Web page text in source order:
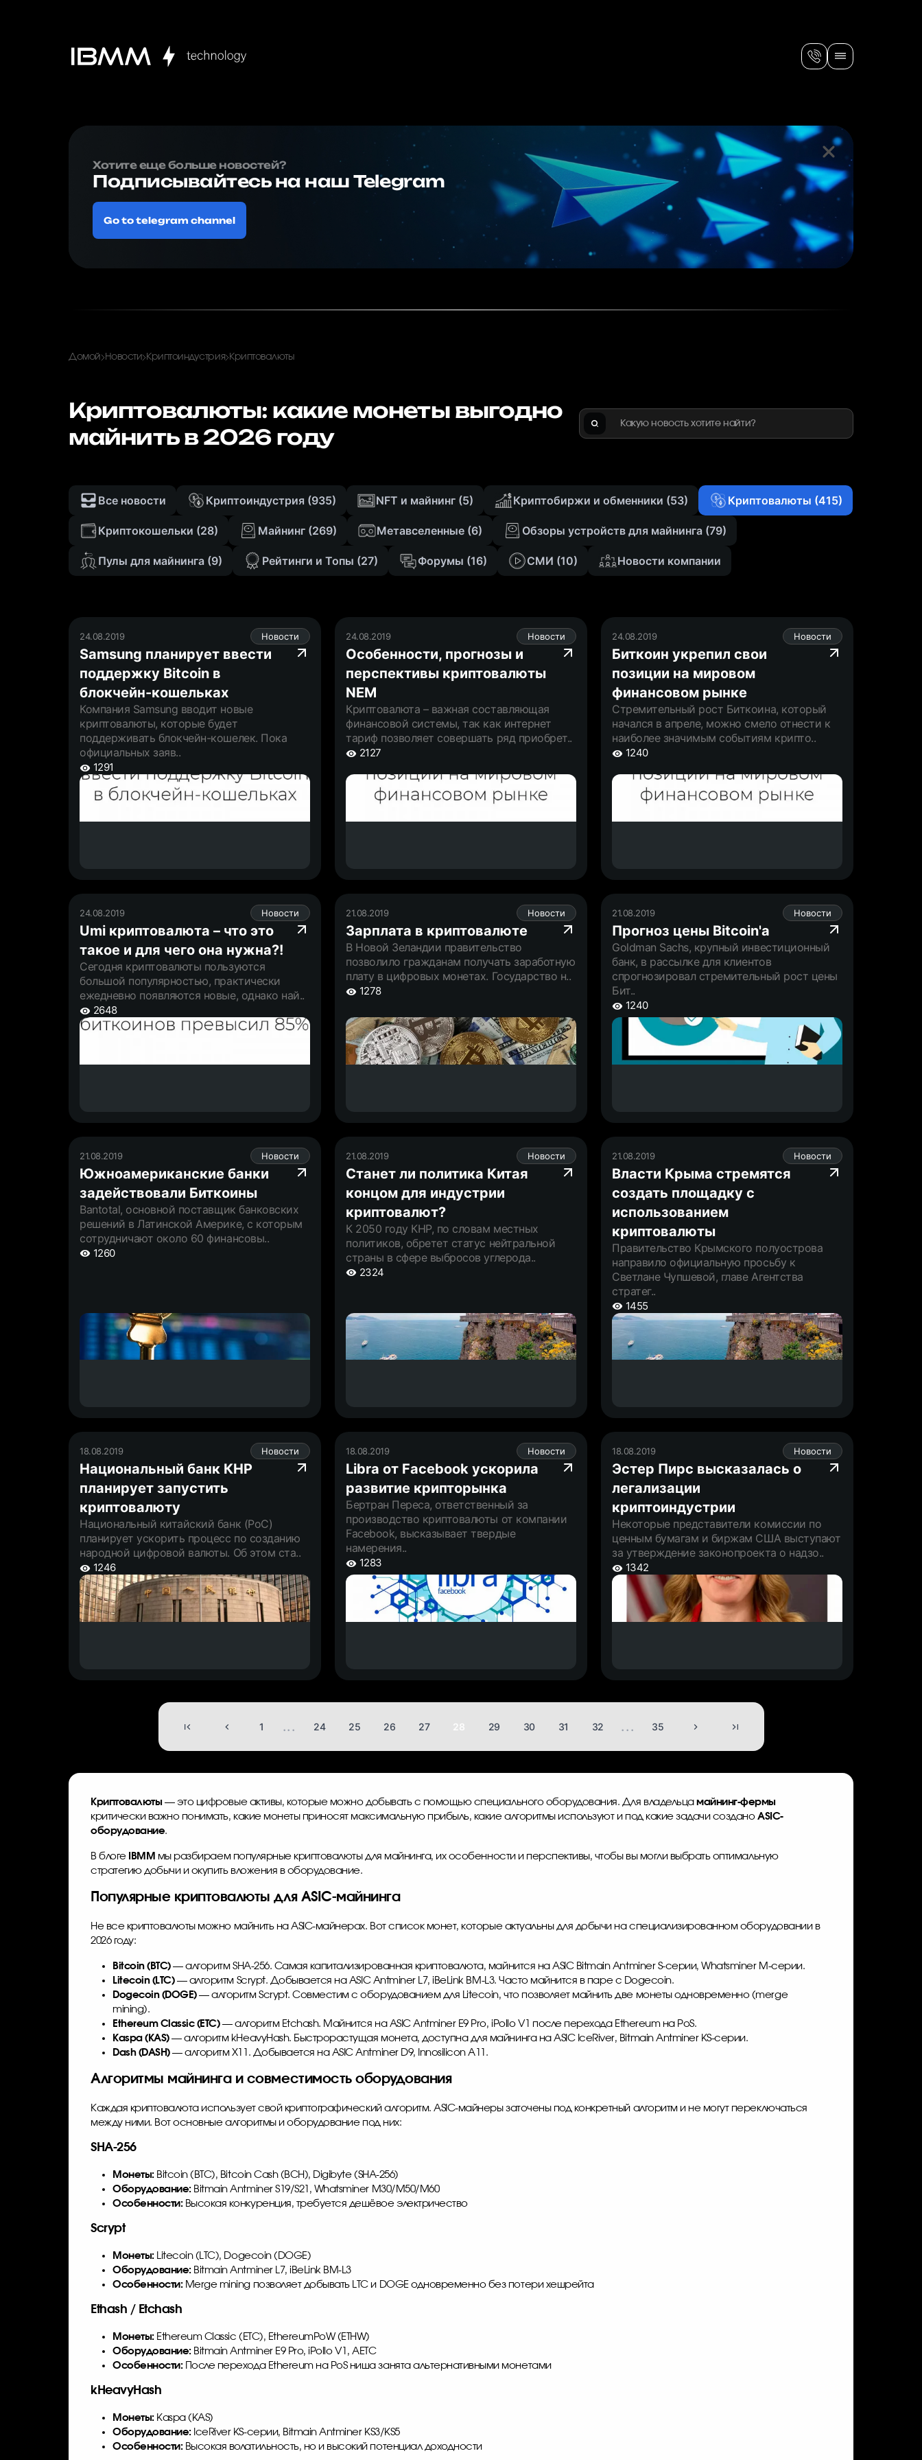
Хотите еще больше новостей?
Подписывайтесь на наш Telegram
Go to telegram channel
Домой Новости Криптоиндустрия Криптовалюты
Криптовалюты: какие монеты выгодно
майнить в 2026 году
Найти
Все новости Криптоиндустрия (935) NFT и майнинг (5) Криптобиржи и обменники (53) Криптовалюты (415)
Криптокошельки (28) Майнинг (269) Метавселенныe (6) Обзоры устройств для майнинга (79)
Пулы для майнинга (9) Рейтинги и Топы (27) Форумы (16) СМИ (10) Новости компании
24.08.2019 Новости
Samsung планирует ввести
поддержку Bitcoin в
блокчейн-кошельках
Компания Samsung вводит новые
криптовалюты, которые будет
поддерживать блокчейн-кошелек. Пока
официальных заяв..
1291
24.08.2019 Новости
Особенности, прогнозы и
перспективы криптовалюты
NEM
Криптовалюта – важная составляющая
финансовой системы, так как интернет
тариф позволяет совершать ряд приобрет..
2127
24.08.2019 Новости
Биткоин укрепил свои
позиции на мировом
финансовом рынке
Стремительный рост Биткоина, который
начался в апреле, можно смело отнести к
наиболее значимым событиям крипто..
1240
24.08.2019 Новости
Umi криптовалюта – что это
такое и для чего она нужна?!
Сегодня криптовалюты пользуются
большой популярностью, практически
ежедневно появляются новые, однако най..
2648
21.08.2019 Новости
Зарплата в криптовалюте
В Новой Зеландии правительство
позволило гражданам получать заработную
плату в цифровых монетах. Государство н..
1278
21.08.2019 Новости
Прогноз цены Bitcoin'а
Goldman Sachs, крупный инвестиционный
банк, в рассылке для клиентов
спрогнозировал стремительный рост цены
Бит..
1240
21.08.2019 Новости
Южноамериканские банки
задействовали Биткоины
Bantotal, основной поставщик банковских
решений в Латинской Америке, с которым
сотрудничают около 60 финансовы..
1260
21.08.2019 Новости
Станет ли политика Китая
концом для индустрии
криптовалют?
К 2050 году КНР, по словам местных
политиков, обретет статус нейтральной
страны в сфере выбросов углерода..
2324
21.08.2019 Новости
Власти Крыма стремятся
создать площадку с
использованием
криптовалюты
Правительство Крымского полуострова
направило официальную просьбу к
Светлане Чупшевой, главе Агентства
стратег..
1455
18.08.2019 Новости
Национальный банк КНР
планирует запустить
криптовалюту
Национальный китайский банк (PoC)
планирует ускорить процесс по созданию
народной цифровой валюты. Об этом ста..
1246
18.08.2019 Новости
Libra от Facebook ускорила
развитие крипторынка
Бертран Переса, ответственный за
производство криптовалюты от компании
Facebook, высказывает твердые
намерения..
1283
18.08.2019 Новости
Эстер Пирс высказалась о
легализации
криптоиндустрии
Некоторые представители комиссии по
ценным бумагам и биржам США выступают
за утверждение законопроекта о надзо..
1342
1 ... 24 25 26 27 28 29 30 31 32 ... 35
Криптовалюты— это цифровые активы, которые можно добывать с помощью специального оборудования. Для владельцамайнинг-фермы
критически важно понимать, какие монеты приносят максимальную прибыль, какие алгоритмы используют и под какие задачи созданоASIC-
оборудование.
В блоге IBMM мы разбираем популярные криптовалюты для майнинга, их особенности и перспективы, чтобы вы могли выбрать оптимальную
стратегию добычи и окупить вложения в оборудование.
Популярные криптовалюты для ASIC-майнинга
Не все криптовалюты можно майнить на ASIC-майнерах. Вот список монет, которые актуальны для добычи на специализированном оборудовании в
2026 году:
Bitcoin (BTC)— алгоритм SHA-256. Самая капитализированная криптовалюта, майнится на ASIC Bitmain Antminer S-серии, Whatsminer M-серии.
Litecoin (LTC)— алгоритм Scrypt. Добывается на ASIC Antminer L7, iBeLink BM-L3. Часто майнится в паре с Dogecoin.
Dogecoin (DOGE)— алгоритм Scrypt. Совместим с оборудованием для Litecoin, что позволяет майнить две монеты одновременно (merge
mining).
Ethereum Classic (ETC)— алгоритм Etchash. Майнится на ASIC Antminer E9 Pro, iPollo V1 после перехода Ethereum на PoS.
Kaspa (KAS)— алгоритм kHeavyHash. Быстрорастущая монета, доступна для майнинга на ASIC IceRiver, Bitmain Antminer KS-серии.
Dash (DASH)— алгоритм X11. Добывается на ASIC Antminer D9, Innosilicon A11.
Алгоритмы майнинга и совместимость оборудования
Каждая криптовалюта использует свой криптографический алгоритм. ASIC-майнеры заточены под конкретный алгоритм и не могут переключаться
между ними. Вот основные алгоритмы и оборудование под них:
SHA-256
Монеты:Bitcoin (BTC), Bitcoin Cash (BCH), Digibyte (SHA-256)
Оборудование:Bitmain Antminer S19/S21, Whatsminer M30/M50/M60
Особенности:Высокая конкуренция, требуется дешёвое электричество
Scrypt
Монеты:Litecoin (LTC), Dogecoin (DOGE)
Оборудование:Bitmain Antminer L7, iBeLink BM-L3
Особенности:Merge mining позволяет добывать LTC и DOGE одновременно без потери хешрейта
Ethash / Etchash
Монеты:Ethereum Classic (ETC), EthereumPoW (ETHW)
Оборудование:Bitmain Antminer E9 Pro, iPollo V1, AETC
Особенности:После перехода Ethereum на PoS ниша занята альтернативными монетами
kHeavyHash
Монеты:Kaspa (KAS)
Оборудование:IceRiver KS-серии, Bitmain Antminer KS3/KS5
Особенности:Высокая волатильность, но и высокий потенциал доходности